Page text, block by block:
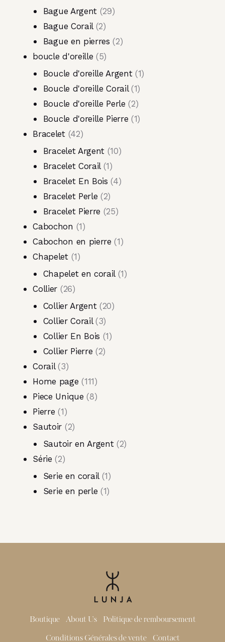
Bague Argent
29
Bague Corail
2
Bague en pierres
2
boucle d'oreille
5
Boucle d'oreille Argent 1
Boucle d'oreille Corail 1
Boucle d'oreille Perle
2
Boucle d'oreille Pierre 1
Bracelet 42
Bracelet Argent 10
Bracelet Corail 1
Bracelet En Bois 4
Bracelet Perle
2
Bracelet Pierre
25
Cabochon
1
Cabochon en pierre
1
Chapelet 1
Chapelet en corail 1
Collier
26
Collier Argent
20
Collier Corail
3
Collier En Bois
1
Collier Pierre
2
Corail
3
Home page 111
Piece Unique 8
Pierre 1
Sautoir
2
Sautoir en Argent
2
Série
2
Serie en corail 1
Serie en perle 1
Boutique About Us Politique de remboursement
Conditions Générales de vente Contact